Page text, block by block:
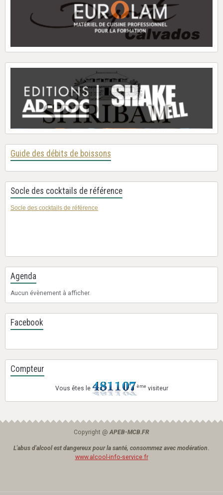
Guide des débits de boissons
Socle des cocktails de référence
Socle des cocktails de référence
Agenda
Aucun évènement à afficher.
Facebook
Compteur
Vous êtes le ème visiteur
Copyright @ APEB-MCB.FR
L'abus d'alcool est dangereux pour la santé, consommez avec modération.
www.alcool-info-service.fr